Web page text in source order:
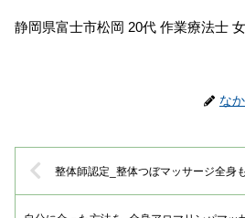
静岡県富士市松岡 20代 作業療法士
な
整体師認定_整体つぼマッサージ全身